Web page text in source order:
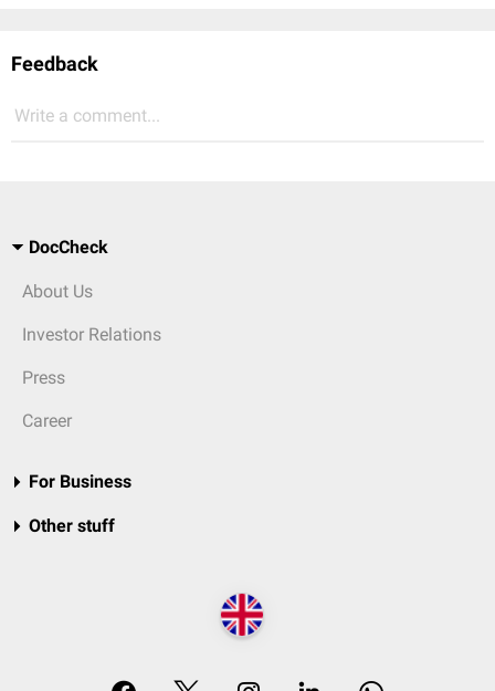
Feedback
Write a comment...
DocCheck
About Us
Investor Relations
Press
Career
For Business
Other stuff